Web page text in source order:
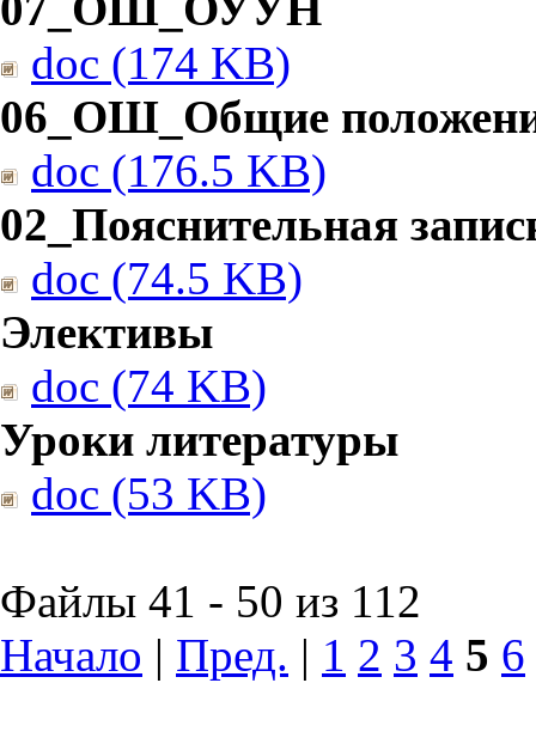
doc (174 KB)
06_ОШ_Общие
doc (176.5 KB)
02_Пояснительная
doc (74.5 KB)
Элективы
doc (74 KB)
Уроки литературы
doc (53 KB)
Файлы 41 - 50 из 112
Начало | Пред. | 1 2 3 4 5 6